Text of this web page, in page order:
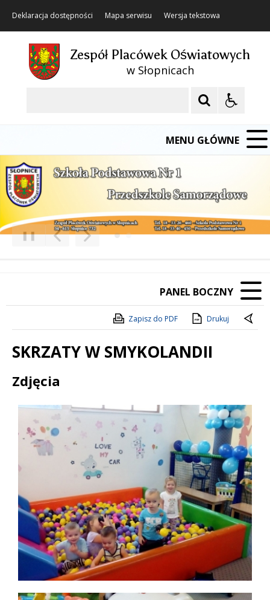
Deklaracja dostępności Mapa serwisu Wersja tekstowa
Zespół Placówek Oświatowych
w Słopnicach
MENU GŁÓWNE
Poprzedni Element
Następny Element
❚❚
PANEL BOCZNY
Zapisz do PDF Drukuj
SKRZATY W SMYKOLANDII
Treść
Zdjęcia